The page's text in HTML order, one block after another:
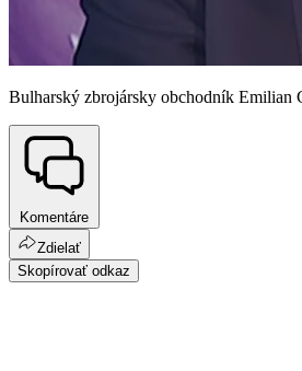
Bulharský zbrojársky obchodník Emilian
Komentáre
Zdielať
Skopírovať odkaz